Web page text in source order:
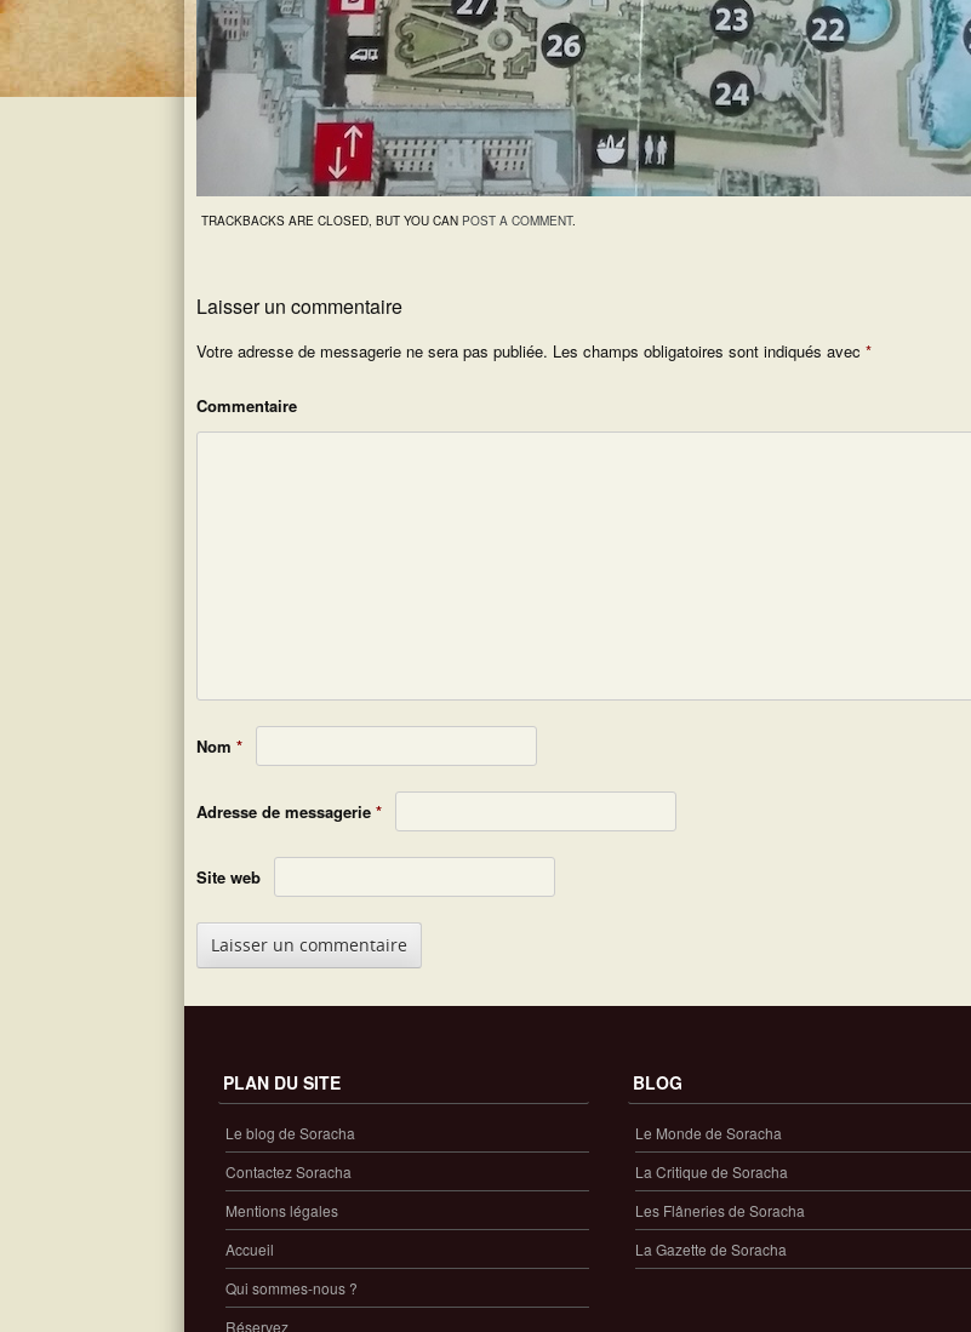
TRACKBACKS ARE CLOSED, BUT YOU CAN POST A COMMENT.
Laisser un commentaire
Votre adresse de messagerie ne sera pas publiée. Les champs obligatoires sont indiqués avec *
Commentaire
Nom *
Adresse de messagerie *
Site web
PLAN DU SITE
Le blog de Soracha
Contactez Soracha
Mentions légales
Accueil
Qui sommes-nous ?
Réservez
BLOG
Le Monde de Soracha
La Critique de Soracha
Les Flâneries de Soracha
La Gazette de Soracha